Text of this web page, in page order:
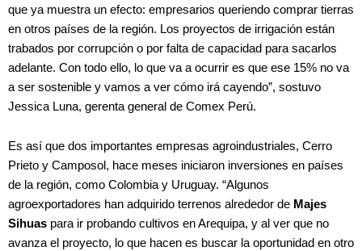
que ya muestra un efecto: empresarios queriendo comprar tierras
en otros países de la región. Los proyectos de irrigación están
trabados por corrupción o por falta de capacidad para sacarlos
adelante. Con todo ello, lo que va a ocurrir es que ese 15% no va
a ser sostenible y vamos a ver cómo irá cayendo”, sostuvo
Jessica Luna, gerenta general de Comex Perú.
Es así que dos importantes empresas agroindustriales, Cerro
Prieto y Camposol, hace meses iniciaron inversiones en países
de la región, como Colombia y Uruguay. “Algunos
agroexportadores han adquirido terrenos alrededor de Majes
Sihuas para ir probando cultivos en Arequipa, y al ver que no
avanza el proyecto, lo que hacen es buscar la oportunidad en otro